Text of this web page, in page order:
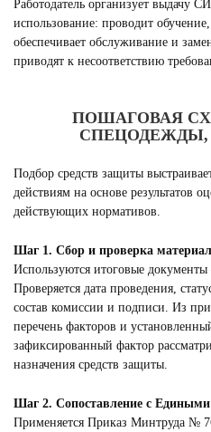
Работодатель организует выдачу
использование: проводит
обеспечивает обслуживание и
приводят к несоответствию
ПОШАГОВАЯ
СПЕЦОДЕЖДЫ,
Подбор средств защиты
действиям на основе результатов
действующих нормативов.
Шаг 1. Сбор и проверка
Используются итоговые
Проверяется дата проведения,
состав комиссии и подписи. Из
перечень факторов и
зафиксированный фактор
назначения средств защиты.
Шаг 2. Сопоставление с
Применяется Приказ Минтруда №